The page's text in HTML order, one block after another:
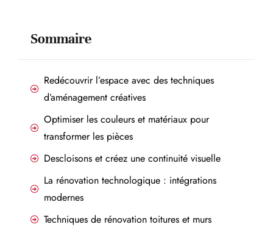
Sommaire
Redécouvrir l’espace avec des techniques
d’aménagement créatives
Optimiser les couleurs et matériaux pour
transformer les pièces
Descloisons et créez une continuité visuelle
La rénovation technologique : intégrations
modernes
Techniques de rénovation toitures et murs